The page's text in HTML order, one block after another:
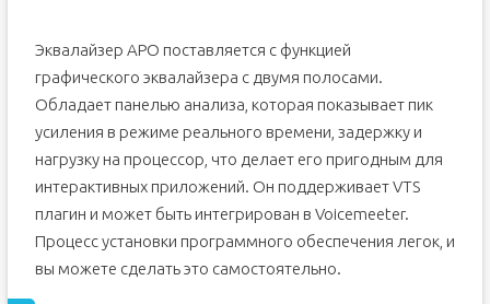
Эквалайзер APO поставляется с функцией
графического эквалайзера с двумя полосами.
Обладает панелью анализа, которая показывает пик
усиления в режиме реального времени, задержку и
нагрузку на процессор, что делает его пригодным для
интерактивных приложений. Он поддерживает VTS
плагин и может быть интегрирован в Voicemeeter.
Процесс установки программного обеспечения легок, и
вы можете сделать это самостоятельно.